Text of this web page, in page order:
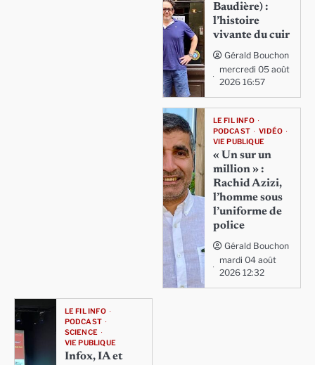
Baudière) :
l’histoire
vivante du cuir
Gérald Bouchon
mercredi 05 août
2026 16:57
LE FIL INFO
PODCAST
VIDÉO
VIE PUBLIQUE
« Un sur un
million » :
Rachid Azizi,
l’homme sous
l’uniforme de
police
Gérald Bouchon
mardi 04 août
2026 12:32
LE FIL INFO
PODCAST
SCIENCE
VIE PUBLIQUE
Infox, IA et